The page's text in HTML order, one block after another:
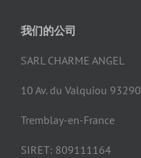
我们的公司
SARL CHARME ANGEL
10 Av. du Valquiou 93290
Tremblay-en-France
SIRET: 809111164